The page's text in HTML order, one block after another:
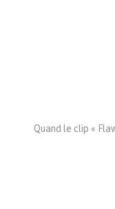
Quand le clip «